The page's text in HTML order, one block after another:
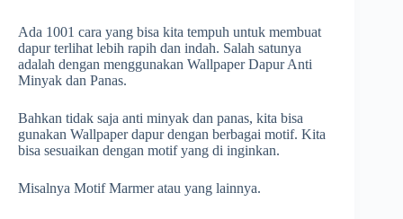
Ada 1001 cara yang bisa kita tempuh untuk membuat
dapur terlihat lebih rapih dan indah. Salah satunya
adalah dengan menggunakan Wallpaper Dapur Anti
Minyak dan Panas.
Bahkan tidak saja anti minyak dan panas, kita bisa
gunakan Wallpaper dapur dengan berbagai motif. Kita
bisa sesuaikan dengan motif yang di inginkan.
Misalnya Motif Marmer atau yang lainnya.